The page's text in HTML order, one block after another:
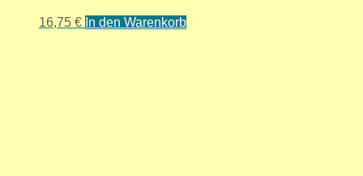
16,75 € In den Warenkorb